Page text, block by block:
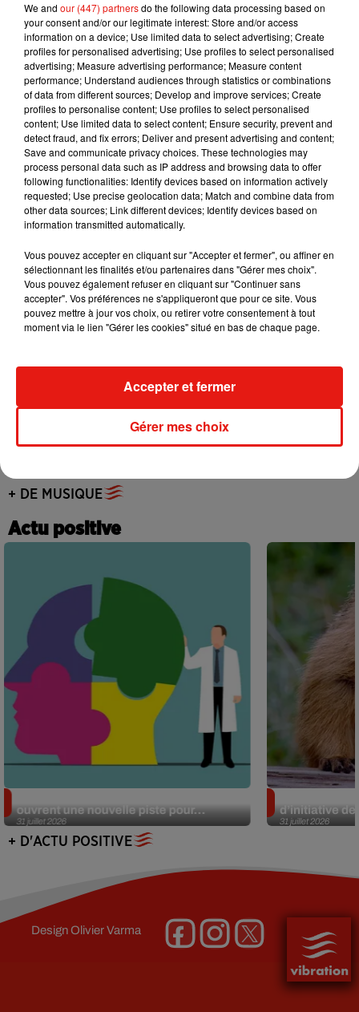
7 août 2026
7 août 2026
Tayc et Didi B dévoilent le single le plus
dansant de l’année
7 août 2026
Angèle et Amélie Lens dévoilent leur
collaboration tant attendue
5 août 2026
Benny Blanco invite Selena Gomez et
Becky G sur son nouveau single
Tiny Desk invite Charlie Puth pour une
live session solaire
+ DE MUSIQUE
Actu positive
31 juillet 2026
ouvrent une nouvelle piste pour...
31 juillet 2026
d’initiative
+ D'ACTU POSITIVE
DesignOlivier Varma
We and our (447) partnersdo the following data processing based on
your consent and/or our legitimate interest: Store and/or access
information on a device; Use limited data to select advertising; Create
profiles for personalised advertising; Use profiles to select personalised
advertising; Measure advertising performance; Measure content
performance; Understand audiences through statistics or combinations
of data from different sources; Develop and improve services; Create
profiles to personalise content; Use profiles to select personalised
content; Use limited data to select content; Ensure security, prevent and
detect fraud, and fix errors; Deliver and present advertising and content;
Save and communicate privacy choices. These technologies may
process personal data such as IP address and browsing data to offer
following functionalities: Identify devices based on information actively
requested; Use precise geolocation data; Match and combine data from
other data sources; Link different devices; Identify devices based on
information transmitted automatically.
Vous pouvez accepter en cliquant sur "Accepter et fermer", ou affiner en
sélectionnant les finalités et/ou partenaires dans "Gérer mes choix".
Vous pouvez également refuser en cliquant sur "Continuer sans
accepter". Vos préférences ne s'appliqueront que pour ce site. Vous
pouvez mettre à jour vos choix, ou retirer votre consentement à tout
moment via le lien "Gérer les cookies" situé en bas de chaque page.
Gérer mes choix
Accepter et fermer